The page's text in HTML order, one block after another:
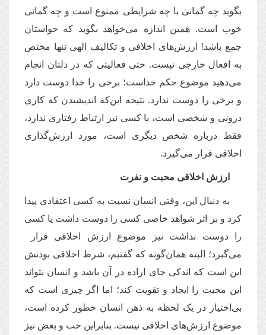
بگوید چه گمانی با چه شرایطی ممنوع است و چه گمانی
خوب است. همین اندازه می‌خواهد بگوید که حواستان
جمع باشد! ارزش‌های اخلاقی و تکالیف الهی تنها مختص
به افعال خارجی نیست. حتی فعالیتی که در دلتان انجام
می‌دهید موضوع حکم خداست؛ برخی را خدا دوست دارد
و برخی را دوست ندارد. نتیجه این‌که اندیشیدن که کاری
درونی و شخصی است، با کسی نیز ارتباط رفتاری ندارد،
فقط درباره شخص دیگری است، مورد ارزش‌گذاری
اخلاقی قرار می‌گیرد.
ارزش اخلاقی محبت و نفرت
به دنبال این، وقتی انسان نسبت به کسی اعتقادی پیدا
کرد و بر اثر شواهد خاصی کسی را دوست داشت یا کسی
را دوست نداشت نیز موضوع ارزش اخلاقی قرار
می‌گیرد؛ البته همان‌گونه که گفتیم، شرط اخلاقی بودنش
این است که اندکی جای اراده در آن باشد و انسان بتواند
این محبت را ایجاد و تقویت کند؛ اما اگر چیزی است که
بی‌اختیار در یک لحظه به ذهن انسان خطور کرده است،
موضوع ارزش‌های اخلاقی نیست. بنابراین حب و بغض نیز